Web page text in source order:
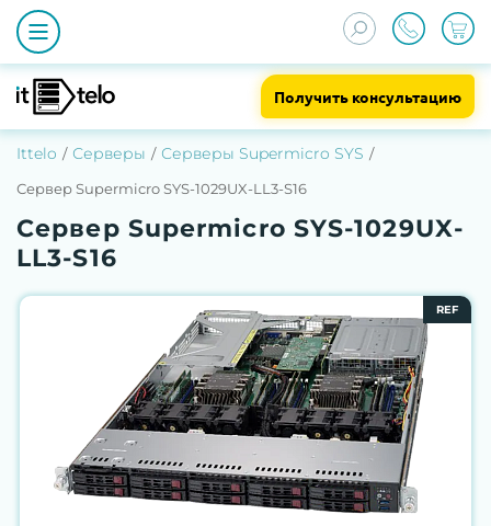
Получить консультацию
Ittelo Серверы Серверы Supermicro SYS
Сервер Supermicro SYS-1029UX-LL3-S16
Сервер Supermicro SYS-1029UX-
LL3-S16
REF